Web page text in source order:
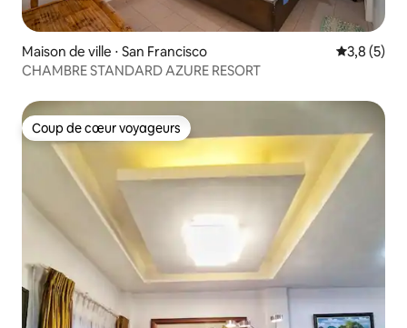
Maison de ville ⋅ San Francisco Évaluation
3,8 (5)
CHAMBRE STANDARD AZURE RESORT
Coup de cœur voyageurs
Coup de cœur voyageurs